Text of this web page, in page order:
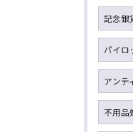
記念銀
パイロ
アンテ
不用品